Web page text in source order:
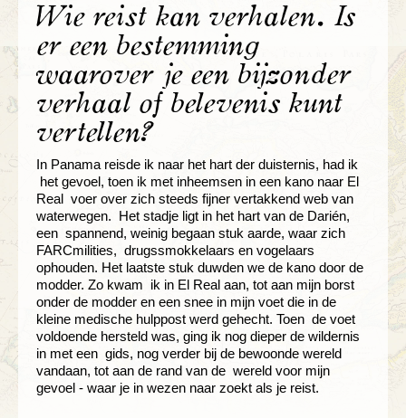
Wie reist kan verhalen. Is
er een bestemming
waarover je een bijzonder
verhaal of belevenis kunt
vertellen?
In Panama reisde ik naar het hart der duisternis, had ik
het gevoel, toen ik met inheemsen in een kano naar El
Real voer over zich steeds fijner vertakkend web van
waterwegen. Het stadje ligt in het hart van de Darién,
een spannend, weinig begaan stuk aarde, waar zich
FARCmilities, drugssmokkelaars en vogelaars
ophouden. Het laatste stuk duwden we de kano door de
modder. Zo kwam ik in El Real aan, tot aan mijn borst
onder de modder en een snee in mijn voet die in de
kleine medische hulppost werd gehecht. Toen de voet
voldoende hersteld was, ging ik nog dieper de wildernis
in met een gids, nog verder bij de bewoonde wereld
vandaan, tot aan de rand van de wereld voor mijn
gevoel - waar je in wezen naar zoekt als je reist.